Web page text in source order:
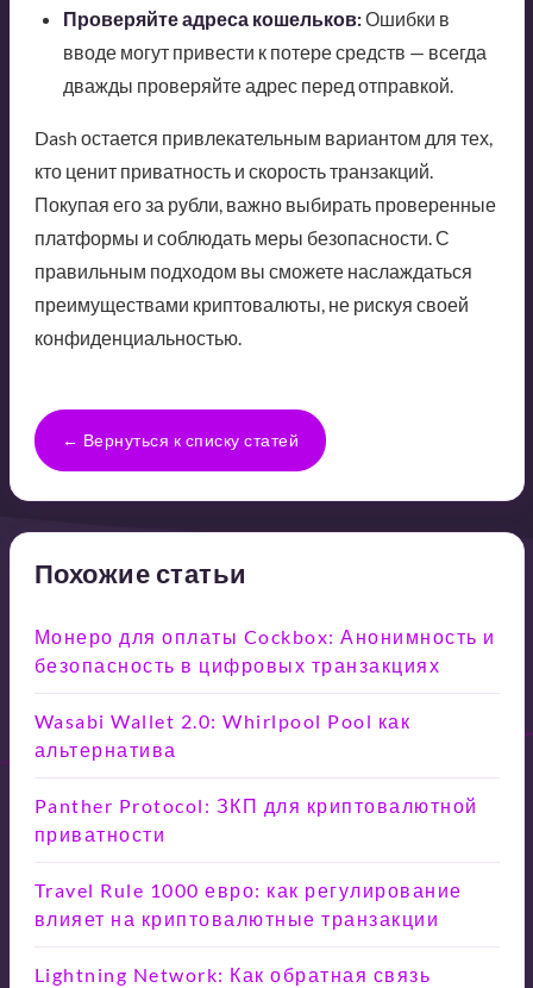
Проверяйте адреса кошельков:Ошибки в
вводе могут привести к потере средств — всегда
дважды проверяйте адрес перед отправкой.
Dash остается привлекательным вариантом для тех,
кто ценит приватность и скорость транзакций.
Покупая его за рубли, важно выбирать проверенные
платформы и соблюдать меры безопасности. С
правильным подходом вы сможете наслаждаться
преимуществами криптовалюты, не рискуя своей
конфиденциальностью.
← Вернуться к списку статей
Похожие статьи
Монеро для оплаты Cockbox: Анонимность и
безопасность в цифровых транзакциях
Wasabi Wallet 2.0: Whirlpool Pool как
альтернатива
Panther Protocol: ЗКП для криптовалютной
приватности
Travel Rule 1000 евро: как регулирование
влияет на криптовалютные транзакции
Lightning Network: Как обратная связь